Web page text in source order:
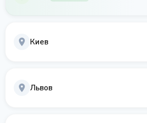
Киев
Львов